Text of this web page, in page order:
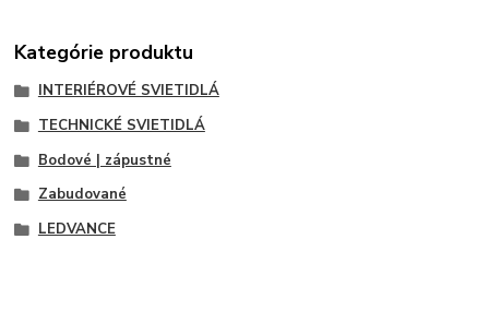
Kategórie produktu
INTERIÉROVÉ SVIETIDLÁ
TECHNICKÉ SVIETIDLÁ
Bodové | zápustné
Zabudované
LEDVANCE